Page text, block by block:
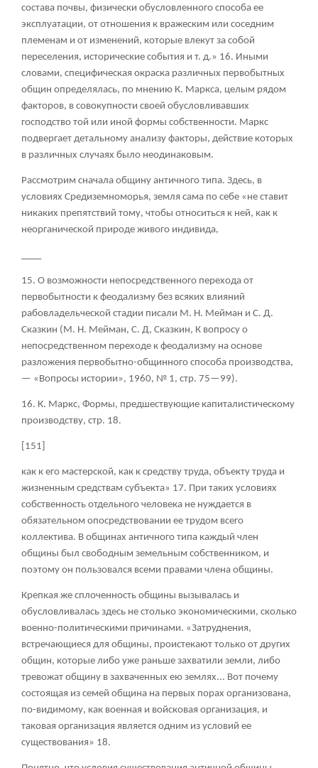
состава почвы, физически обусловленного способа ее
эксплуатации, от отношения к вражеским или соседним
племенам и от изменений, которые влекут за собой
переселения, исторические события и т. д.» 16. Иными
словами, специфическая окраска различных первобытных
общин определялась, по мнению К. Маркса, целым рядом
факторов, в совокупности своей обусловливавших
господство той или иной формы собственности. Маркс
подвергает детальному анализу факторы, действие которых
в различных случаях было неодинаковым.
Рассмотрим сначала общину античного типа. Здесь, в
условиях Средиземноморья, земля сама по себе «не ставит
никаких препятствий тому, чтобы относиться к ней, как к
неорганической природе живого индивида,
15. О возможности непосредственного перехода от
первобытности к феодализму без всяких влияний
рабовладельческой стадии писали М. Н. Мейман и С. Д.
Сказкин (М. Н. Мейман, С. Д, Сказкин, К вопросу о
непосредственном переходе к феодализму на основе
разложения первобытно-общинного способа производства,
— «Вопросы истории», 1960, № 1, стр. 75—99).
16. К. Маркс, Формы, предшествующие капиталистическому
производству, стр. 18.
[151]
как к его мастерской, как к средству труда, объекту труда и
жизненным средствам субъекта» 17. При таких условиях
собственность отдельного человека не нуждается в
обязательном опосредствовании ее трудом всего
коллектива. В общинах античного типа каждый член
общины был свободным земельным собственником, и
поэтому он пользовался всеми правами члена общины.
Крепкая же сплоченность общины вызывалась и
обусловливалась здесь не столько экономическими, сколько
военно-политическими причинами. «Затруднения,
встречающиеся для общины, проистекают только от других
общин, которые либо уже раньше захватили земли, либо
тревожат общину в захваченных ею землях... Вот почему
состоящая из семей община на первых порах организована,
по-видимому, как военная и войсковая организация, и
таковая организация является одним из условий ее
существования» 18.